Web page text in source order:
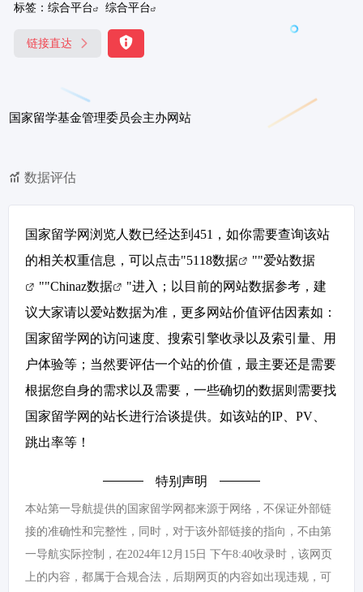
标签： 综合平台 综合平台
链接直达
国家留学基金管理委员会主办网站
数据评估
国家留学网浏览人数已经达到451，如你需要查询该站
的相关权重信息，可以点击"5118数据 ""爱站数据
""Chinaz数据
"进入；以目前的网站数据参考，建
议大家请以爱站数据为准，更多网站价值评估因素如：
国家留学网的访问速度、搜索引擎收录以及索引量、用
户体验等；当然要评估一个站的价值，最主要还是需要
根据您自身的需求以及需要，一些确切的数据则需要找
国家留学网的站长进行洽谈提供。如该站的IP、PV、
跳出率等！
特别声明
本站第一导航提供的国家留学网都来源于网络，不保证外部链
接的准确性和完整性，同时，对于该外部链接的指向，不由第
一导航实际控制，在2024年12月15日 下午8:40收录时，该网页
上的内容，都属于合规合法，后期网页的内容如出现违规，可